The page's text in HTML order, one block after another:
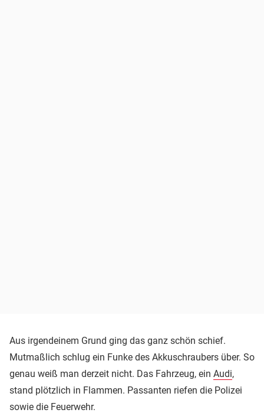
Aus irgendeinem Grund ging das ganz schön schief.
Mutmaßlich schlug ein Funke des Akkuschraubers über. So
genau weiß man derzeit nicht. Das Fahrzeug, ein Audi,
stand plötzlich in Flammen. Passanten riefen die Polizei
sowie die Feuerwehr.